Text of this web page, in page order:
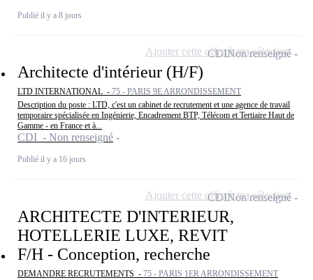
Publié il y a 8 jours
Architecte d'intérieur (H/F)
LTD INTERNATIONAL - 75 - PARIS 9E ARRONDISSEMENT
Description du poste : LTD, c'est un cabinet de recrutement et une agence de travail
temporaire spécialisée en Ingénierie, Encadrement BTP, Télécom et Tertiaire Haut de
Gamme - en France et à...
CDI - Non renseigné
Publié il y a 16 jours
CDINon renseigné
Ajouter cette offre à ma sélection
ARCHITECTE D'INTERIEUR,
HOTELLERIE LUXE, REVIT
F/H - Conception, recherche
DEMANDRE RECRUTEMENTS - 75 - PARIS 1ER ARRONDISSEMENT
CDINon renseigné
Ajouter cette offre à ma sélection